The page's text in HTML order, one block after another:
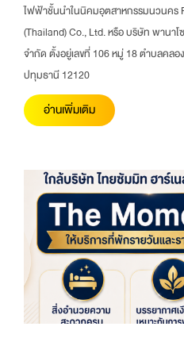
ไฟฟ้าชั้นนำในนิคมอุตสาหกรรมนวนคร
(Thailand) Co., Ltd. หรือ บริษัท พานาโ
จำกัด ตั้งอยู่เลขที่ 106 หมู่ 18 ตำบลคลอ
ปทุมธานี 12120
อ่านเพิ่มเติม